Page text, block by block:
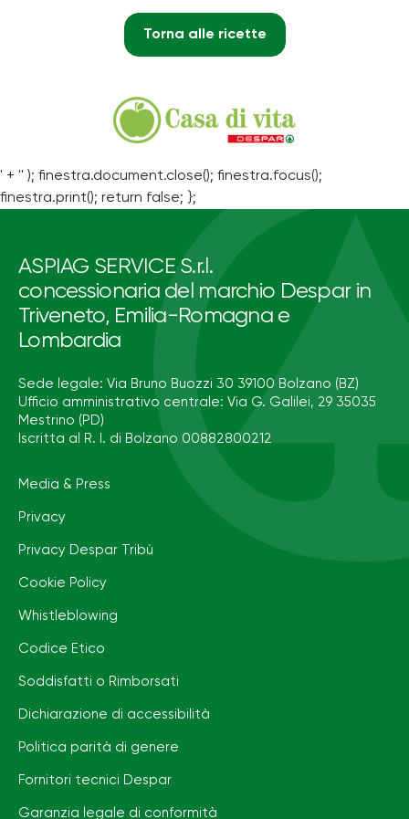
Torna alle ricette
' + '' ); finestra.document.close(); finestra.focus();
finestra.print(); return false; };
ASPIAG SERVICE S.r.l.
concessionaria del marchio Despar in
Triveneto, Emilia-Romagna e
Lombardia
Sede legale: Via Bruno Buozzi 30 39100 Bolzano (BZ)
Ufficio amministrativo centrale: Via G. Galilei, 29 35035
Mestrino (PD)
Iscritta al R. I. di Bolzano 00882800212
Media & Press
Privacy
Privacy Despar Tribù
Cookie Policy
Whistleblowing
Codice Etico
Soddisfatti o Rimborsati
Dichiarazione di accessibilità
Politica parità di genere
Fornitori tecnici Despar
Garanzia legale di conformità